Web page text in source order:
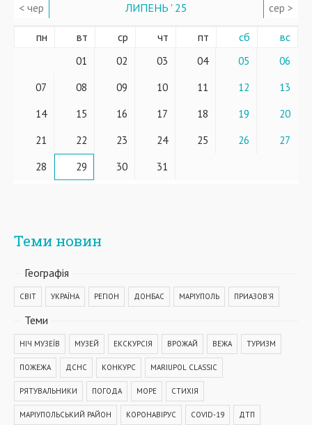
< чер ЛИПЕНЬ ' 25 сер >
пн вт ср чт пт сб вс
01 02 03 04 05
06
07
08 09 10 11 12
13
14
15 16 17 18 19
20
21
22 23 24 25 26
27
28
29 30 31
Теми новин
Географiя
СВІТ УКРАЇНА РЕГІОН ДОНБАС МАРІУПОЛЬ ПРИАЗОВ'Я
Теми
НІЧ МУЗЕЇВ МУЗЕЙ ЕКСКУРСІЯ ВРОЖАЙ ВЕЖА ТУРИЗМ
ПОЖЕЖА ДСНС КОНКУРС MARIUPOL CLASSIC
РЯТУВАЛЬНИКИ ПОГОДА МОРЕ СТИХІЯ
МАРІУПОЛЬСЬКИЙ РАЙОН КОРОНАВІРУС COVID-19 ДТП